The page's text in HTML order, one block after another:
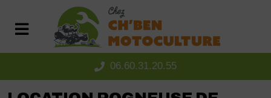
06.60.31.20.55
Panneau de gestion des cookies